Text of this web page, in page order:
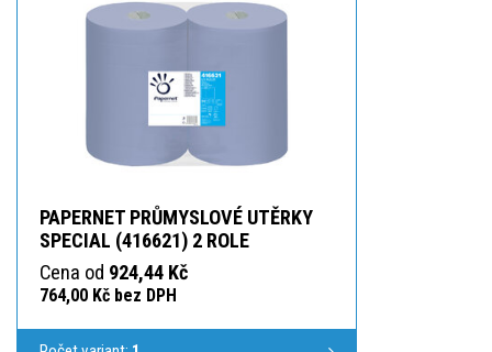
PAPERNET PRŮMYSLOVÉ UTĚRKY
SPECIAL (416621) 2 ROLE
Cena od 924,44 Kč
764,00 Kč bez DPH